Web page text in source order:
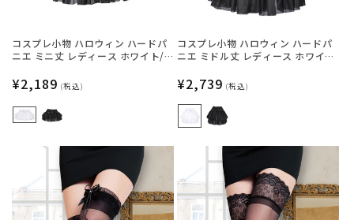
コスプレ小物 ハロウィン ハードパ
ニエ ミニ丈 レディース ホワイト/
トーン】
通
常
価
¥2,189 (税込)
コスプレ小物 ハロウィン ハードパ
ニエ ミドル丈 レディース ホワイ
ストーン】
通
常
価
¥2,739 (税込)